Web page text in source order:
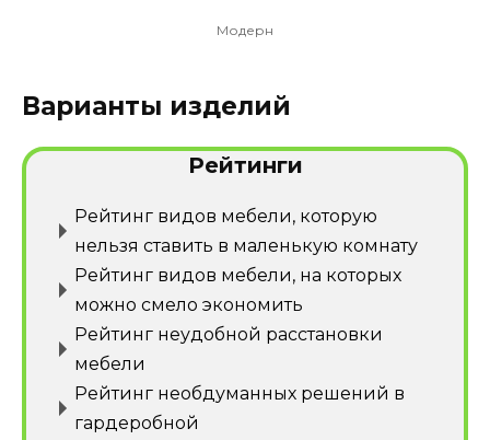
Модерн
Варианты изделий
Рейтинги
Рейтинг видов мебели, которую
нельзя ставить в маленькую комнату
Рейтинг видов мебели, на которых
можно смело экономить
Рейтинг неудобной расстановки
мебели
Рейтинг необдуманных решений в
гардеробной